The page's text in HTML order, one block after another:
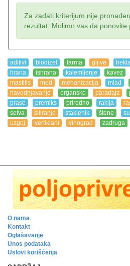
Za zadati kriterijum nije
rezultat. Molimo vas da ponovite
aditivi biodizel farma gljive
hrana
ishrana kalemljenje kavez
mastitis
med mehanizacija mlađ
navodnjavanje
organsko paradajz
prase
premiks prirodno rakija
setva
siliranje staklenik štene
uzgoj
vertiklani vinograd zadruga
O nama
Kontakt
Oglašavanje
Unos podataka
Uslovi korišćenja